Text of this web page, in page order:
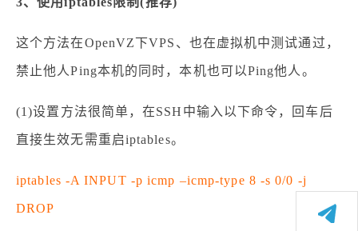
这个方法在OpenVZ下VPS、也在虚拟机中测试通过，
禁止他人Ping本机的同时，本机也可以Ping他人。
(1)设置方法很简单，在SSH中输入以下命令，回车后
直接生效无需重启iptables。
iptables -A INPUT -p icmp –icmp-type 8 -s 0/0 -j
DROP